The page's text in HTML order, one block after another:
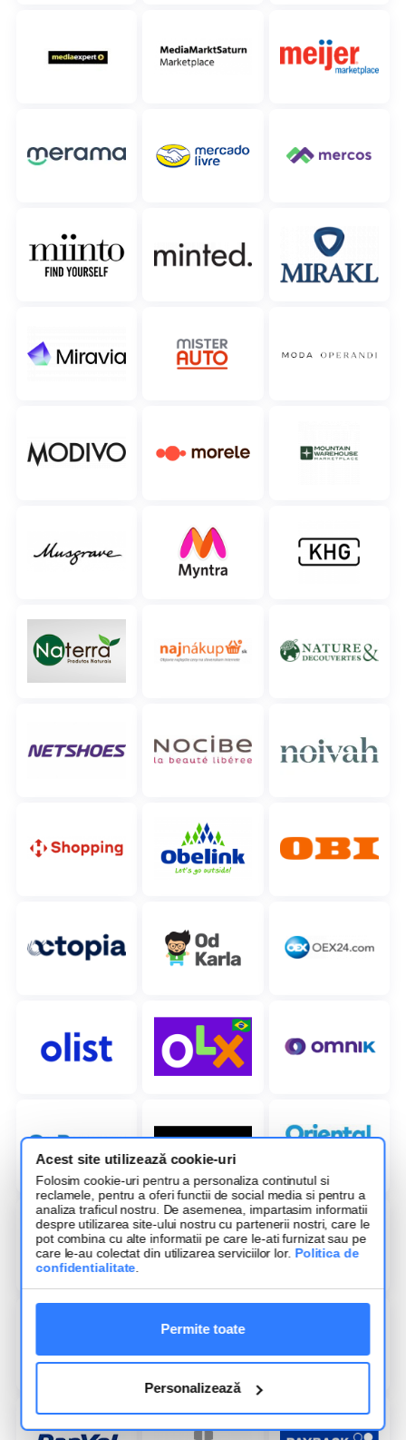
Acest site utilizează cookie-uri
Folosim cookie-uri pentru a personaliza continutul si
reclamele, pentru a oferi functii de social media si pentru a
analiza traficul nostru. De asemenea, impartasim informatii
despre utilizarea site-ului nostru cu partenerii nostri, care le
pot combina cu alte informatii pe care le-ati furnizat sau pe
care le-au colectat din utilizarea serviciilor lor. Politica de
confidentialitate
Permite toate
Personalizează